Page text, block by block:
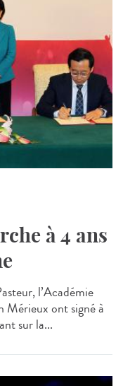
à 4 ans
l’Académie
Mérieux ont signé à
sur la...